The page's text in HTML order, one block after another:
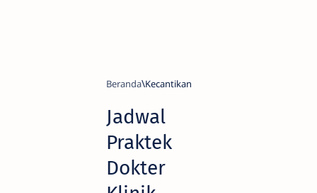
Beranda Kecantikan
Jadwal
Praktek
Dokter